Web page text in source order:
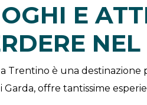
E
Trentino è una
Garda, offre tantissime